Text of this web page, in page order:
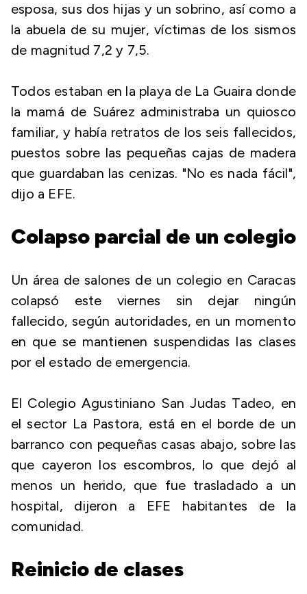
esposa, sus dos hijas y un sobrino, así como a
la abuela de su mujer, víctimas de los sismos
de magnitud 7,2 y 7,5.
Todos estaban en la playa de La Guaira donde
la mamá de Suárez administraba un quiosco
familiar, y había retratos de los seis fallecidos,
puestos sobre las pequeñas cajas de madera
que guardaban las cenizas. "No es nada fácil",
dijo a EFE.
Colapso parcial de un colegio
Un área de salones de un colegio en Caracas
colapsó este viernes sin dejar ningún
fallecido, según autoridades, en un momento
en que se mantienen suspendidas las clases
por el estado de emergencia.
El Colegio Agustiniano San Judas Tadeo, en
el sector La Pastora, está en el borde de un
barranco con pequeñas casas abajo, sobre las
que cayeron los escombros, lo que dejó al
menos un herido, que fue trasladado a un
hospital, dijeron a EFE habitantes de la
comunidad.
Reinicio de clases